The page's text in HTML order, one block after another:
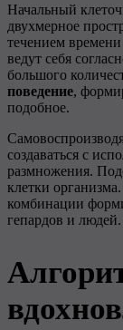
Начальный
двухмерное
течением
ведут себя
большого
поведение,
подобное.
создаваться с
размножения.
клетки
комбинации
гепардов и людей.